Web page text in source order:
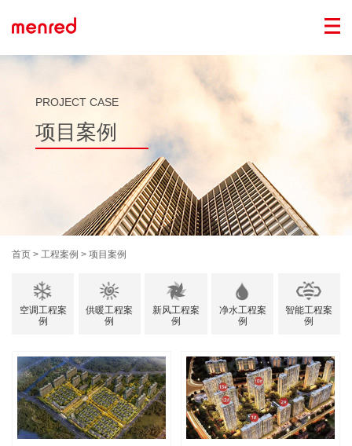
PROJECT CASE
项目案例
首页 > 工程案例 > 项目案例
空调工程案
例
供暖工程案
例
新风工程案
例
净水工程案
例
智能工程案
例